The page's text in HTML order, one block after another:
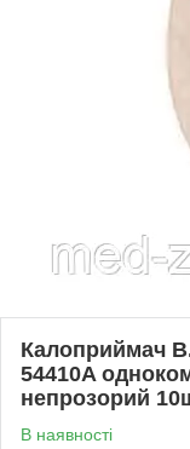
Калоприймач
54410A
непрозорий
В наявності